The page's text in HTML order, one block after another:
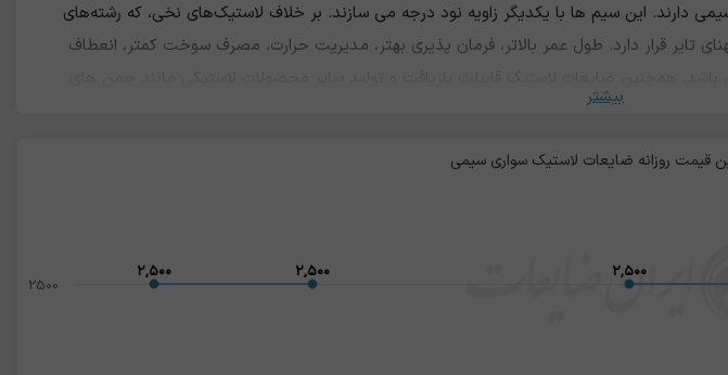
دارند. این سیم ها با یکدیگر زاویه نود درجه می سازند. بر خلاف لاستیک‌های نخی، که رشته‌های
قرار دارد. طول عمر بالاتر، فرمان پذیری بهتر، مدیریت حرارت، مصرف سوخت کمتر، انعطاف
سیمی گران تر از نوع نخی بوده، چرا که سیم موجود در آنها به عنوان ضایعات آهن درجه سه
بیشتر
قیمت روزانه ضایعات لاستیک سواری سیمی
۲,۵۰۰
۲,۵۰۰ ۲,۵۰۰
۲,۵۰۰ ۲,۵۰۰
۲,۵۰۰
2500